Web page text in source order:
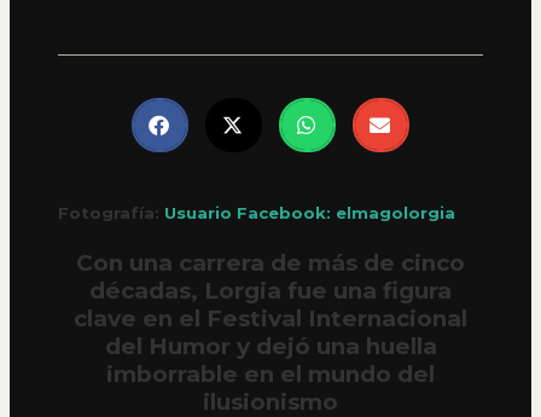
Fotografía: Usuario Facebook: elmagolorgia
Con una carrera de más de cinco
décadas, Lorgia fue una figura
clave en el Festival Internacional
del Humor y dejó una huella
imborrable en el mundo del
ilusionismo